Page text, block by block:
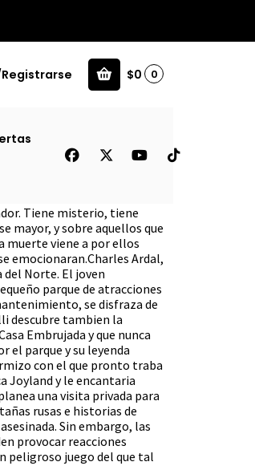
$0 0
Tiene misterio, tiene
mayor, y sobre aquellos que
muerte viene a por ellos
emocionaran.Charles Ardal,
del Norte. El joven
parque de atracciones
se disfraza de
descubre tambien la
Embrujada y que nunca
el parque y su leyenda
con el que pronto traba
Joyland y le encantaria
una visita privada para
rusas e historias de
Sin embargo, las
provocar reacciones
peligroso juego del que tal